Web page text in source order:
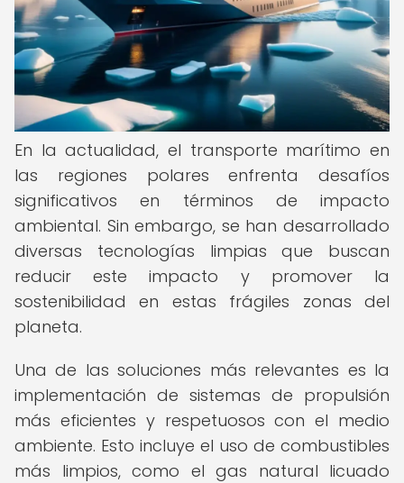
En la actualidad, el transporte marítimo en
las regiones polares enfrenta desafíos
significativos en términos de impacto
ambiental. Sin embargo, se han desarrollado
diversas tecnologías limpias que buscan
reducir este impacto y promover la
sostenibilidad en estas frágiles zonas del
planeta.
Una de las soluciones más relevantes es la
implementación de sistemas de propulsión
más eficientes y respetuosos con el medio
ambiente. Esto incluye el uso de combustibles
más limpios, como el gas natural licuado